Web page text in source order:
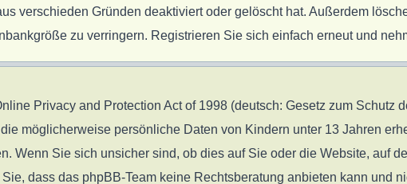
verschieden Gründen deaktiviert oder gelöscht hat. Außerdem
zu verringern. Registrieren Sie sich einfach erneut und
Privacy and Protection Act of 1998 (deutsch: Gesetz zum
möglicherweise persönliche Daten von Kindern unter 13 Jahren
Wenn Sie sich unsicher sind, ob dies auf Sie oder die Website, auf
dass das phpBB-Team keine Rechtsberatung anbieten kann und